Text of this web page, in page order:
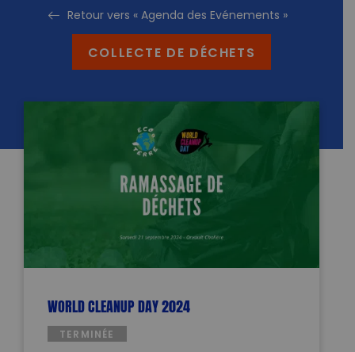
Retour vers « Agenda des Evénements »
COLLECTE DE DÉCHETS
WORLD CLEANUP DAY 2024
TERMINÉE